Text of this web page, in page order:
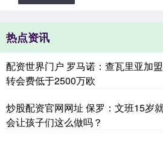
热点资讯
配资世界门户 罗马诺：查瓦里亚加
转会费低于2500万欧
炒股配资官网网址 保罗：文班15岁
会让孩子们这么做吗？